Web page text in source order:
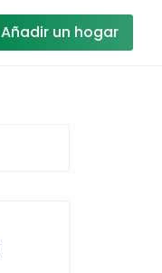
Añadir un hogar